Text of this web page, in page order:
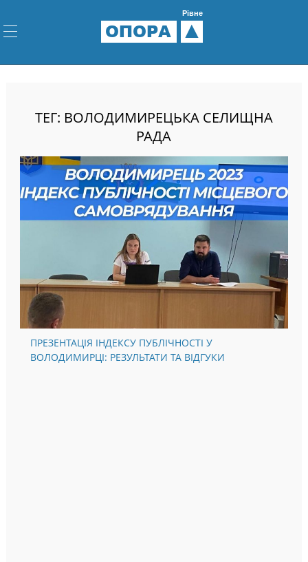
ОПОРА
Рівне
ТЕГ: ВОЛОДИМИРЕЦЬКА СЕЛИЩНА
РАДА
ПРЕЗЕНТАЦІЯ ІНДЕКСУ ПУБЛІЧНОСТІ У
ВОЛОДИМИРЦІ: РЕЗУЛЬТАТИ ТА ВІДГУКИ